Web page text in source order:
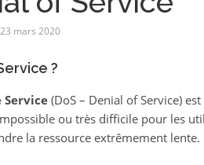
23 mars 2020
?
Service(DoS – Denial of Service)
ou très difficile pour les
la ressource extrêmement